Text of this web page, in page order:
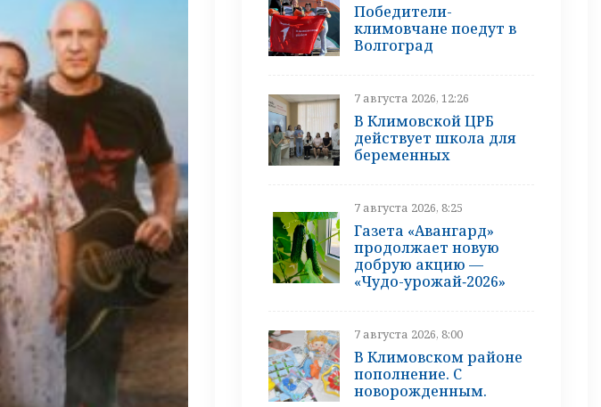
Победители-
климовчане поедут в
Волгоград
7 августа 2026, 12:26
В Климовской ЦРБ
действует школа для
беременных
7 августа 2026, 8:25
Газета «Авангард»
продолжает новую
добрую акцию —
«Чудо-урожай‑2026»
7 августа 2026, 8:00
В Климовском районе
пополнение. С
новорожденным.